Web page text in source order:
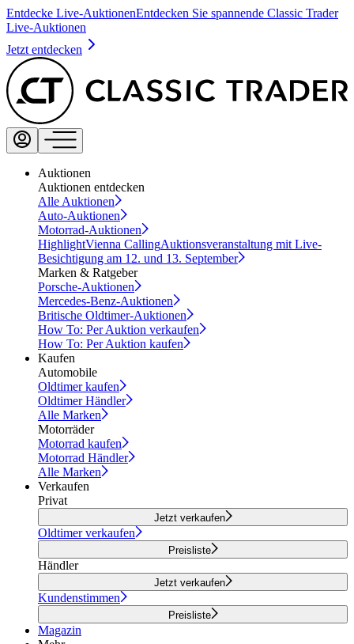
Entdecke Live-AuktionenEntdecken Sie spannende Classic Trader
Live-Auktionen
Jetzt entdecken
Auktionen
Auktionen entdecken
Alle Auktionen
Auto-Auktionen
Motorrad-Auktionen
HighlightVienna CallingAuktionsveranstaltung mit Live-
Besichtigung am 12. und 13. September
Marken & Ratgeber
Porsche-Auktionen
Mercedes-Benz-Auktionen
Britische Oldtimer-Auktionen
How To: Per Auktion verkaufen
How To: Per Auktion kaufen
Kaufen
Automobile
Oldtimer kaufen
Oldtimer Händler
Alle Marken
Motorräder
Motorrad kaufen
Motorrad Händler
Alle Marken
Verkaufen
Privat
Jetzt verkaufen
Oldtimer verkaufen
Preisliste
Händler
Jetzt verkaufen
Kundenstimmen
Preisliste
Magazin